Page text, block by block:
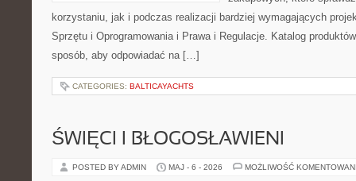
korzystaniu, jak i podczas realizacji bardziej wymagających
Sprzętu i Oprogramowania i Prawa i Regulacje. Katalog
sposób, aby odpowiadać na […]
CATEGORIES: BALTICAYACHTS
ŚWIĘCI I BŁOGOSŁAWIENI
POSTED BY ADMIN MAJ - 6 - 2026 MOŻLIWOŚĆ